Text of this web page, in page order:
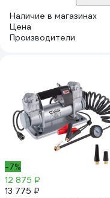
Наличие в магазинах
Цена
Производители
-7%
12 875 ₽
13 775 ₽